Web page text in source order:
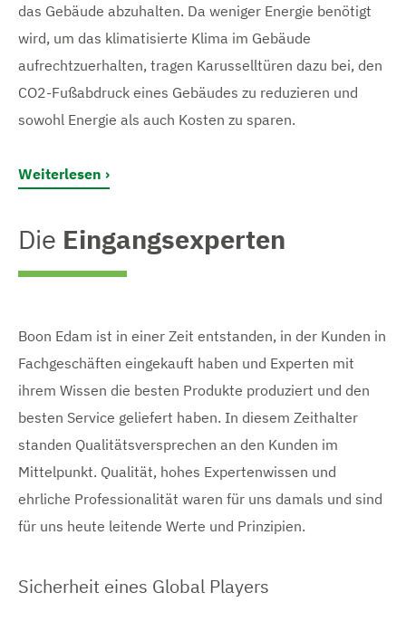
das Gebäude abzuhalten. Da weniger Energie benötigt
wird, um das klimatisierte Klima im Gebäude
aufrechtzuerhalten, tragen Karusselltüren dazu bei, den
CO2-Fußabdruck eines Gebäudes zu reduzieren und
sowohl Energie als auch Kosten zu sparen.
Weiterlesen
Die Eingangsexperten
Boon Edam ist in einer Zeit entstanden, in der Kunden in
Fachgeschäften eingekauft haben und Experten mit
ihrem Wissen die besten Produkte produziert und den
besten Service geliefert haben. In diesem Zeithalter
standen Qualitätsversprechen an den Kunden im
Mittelpunkt. Qualität, hohes Expertenwissen und
ehrliche Professionalität waren für uns damals und sind
für uns heute leitende Werte und Prinzipien.
Sicherheit eines Global Players